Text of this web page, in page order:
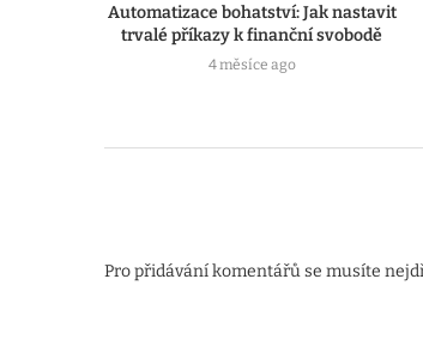
Automatizace bohatství: Jak nastavit
trvalé příkazy k finanční svobodě
4 měsíce ago
Pro přidávání komentářů se musíte